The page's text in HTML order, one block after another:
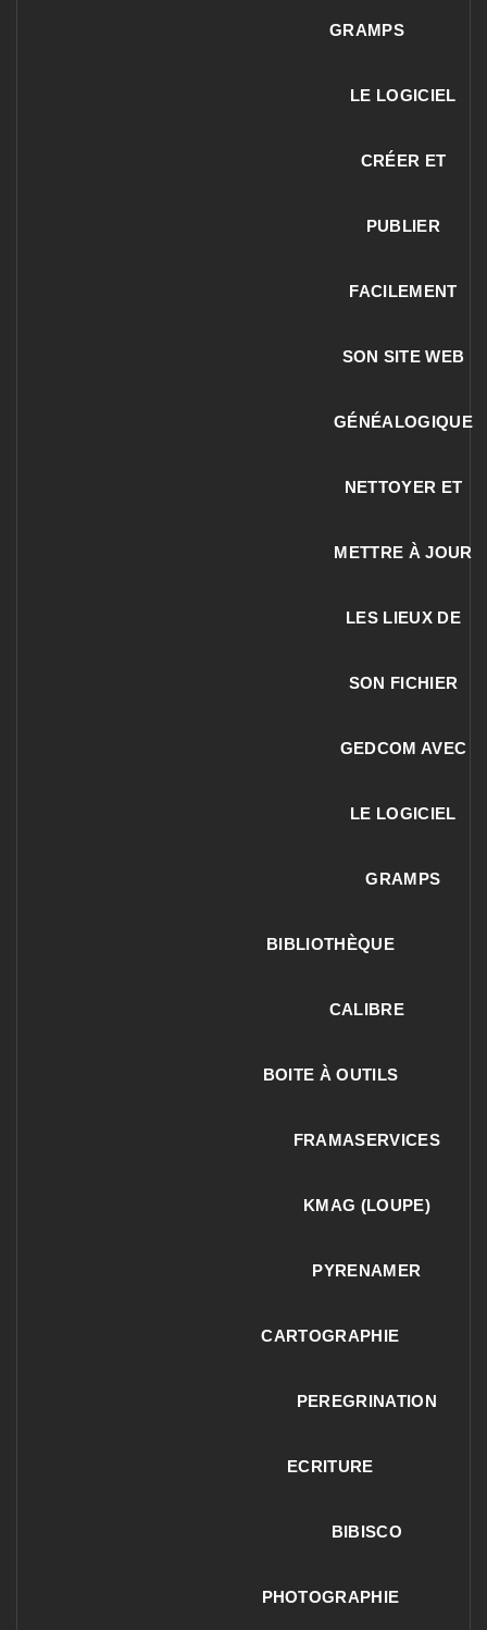
GRAMPS
LE LOGICIEL
CRÉER ET
PUBLIER
FACILEMENT
SON SITE WEB
GÉNÉALOGIQUE
NETTOYER ET
METTRE À JOUR
LES LIEUX DE
SON FICHIER
GEDCOM AVEC
LE LOGICIEL
GRAMPS
BIBLIOTHÈQUE
CALIBRE
BOITE À OUTILS
FRAMASERVICES
KMAG (LOUPE)
PYRENAMER
CARTOGRAPHIE
PEREGRINATION
ECRITURE
BIBISCO
PHOTOGRAPHIE